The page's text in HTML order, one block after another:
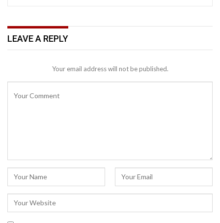
LEAVE A REPLY
Your email address will not be published.